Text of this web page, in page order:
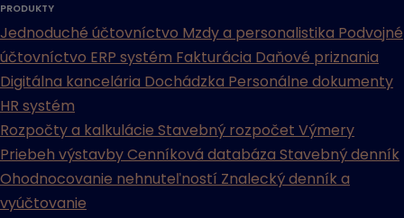
PRODUKTY
Jednoduché účtovníctvo Mzdy a personalistika Podvojné
účtovníctvo ERP systém Fakturácia Daňové priznania
Digitálna kancelária Dochádzka Personálne dokumenty
HR systém
Rozpočty a kalkulácie Stavebný rozpočet Výmery
Priebeh výstavbyCenníková databáza Stavebný denník
Ohodnocovanie nehnuteľností Znalecký denník a
vyúčtovanie